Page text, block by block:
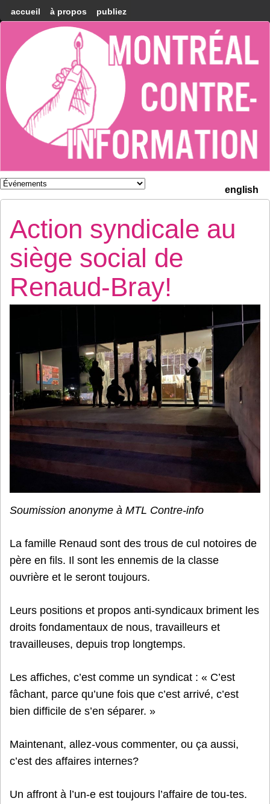
accueil à propos publiez
Montréal
Counter-
information
english
Action syndicale au
siège social de
Renaud-Bray!
Soumission anonyme à MTL Contre-info
La famille Renaud sont des trous de cul notoires de
père en fils. Il sont les ennemis de la classe
ouvrière et le seront toujours.
Leurs positions et propos anti-syndicaux briment les
droits fondamentaux de nous, travailleurs et
travailleuses, depuis trop longtemps.
Les affiches, c’est comme un syndicat : « C’est
fâchant, parce qu’une fois que c’est arrivé, c’est
bien difficile de s’en séparer. »
Maintenant, allez-vous commenter, ou ça aussi,
c’est des affaires internes?
Un affront à l’un-e est toujours l’affaire de tou-tes.